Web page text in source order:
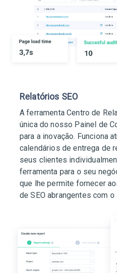
Relatórios SEO
A ferramenta Centro de
única do nosso Painel de
para a inovação. Funciona
calendários de entrega de
seus clientes
ferramenta para o seu
que lhe permite fornecer
de SEO abrangentes com